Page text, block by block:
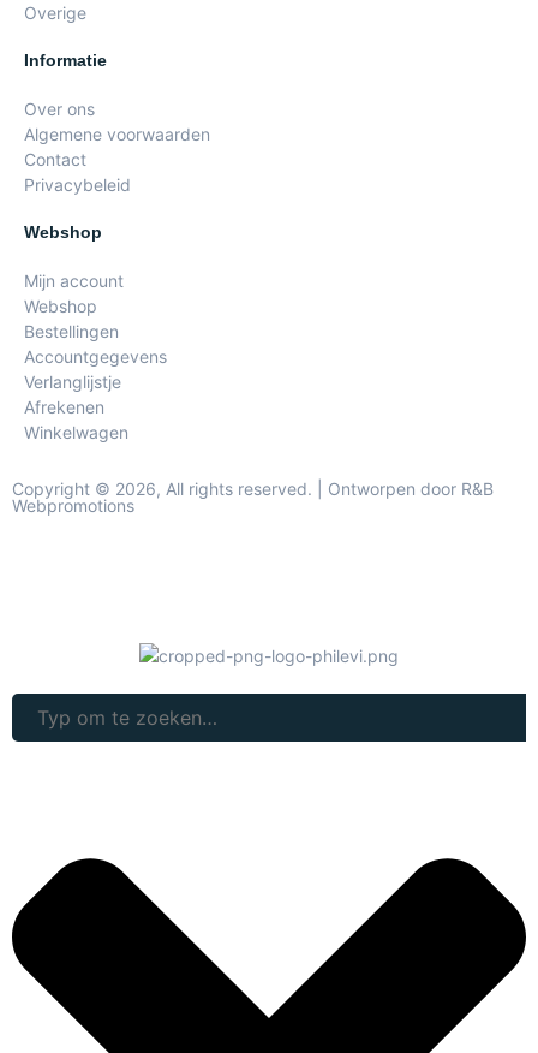
Overige
Informatie
Over ons
Algemene voorwaarden
Contact
Privacybeleid
Webshop
Mijn account
Webshop
Bestellingen
Accountgegevens
Verlanglijstje
Afrekenen
Winkelwagen
Copyright © 2026, All rights reserved. | Ontworpen door R&B
Webpromotions